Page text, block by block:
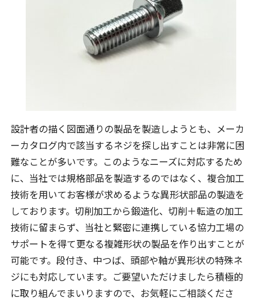
設計者の描く図面通りの製品を製造しようとも、メーカ
ーカタログ内で該当するネジを探し出すことは非常に困
難なことが多いです。このようなニーズに対応するため
に、当社では規格部品を製造するのではなく、複合加工
技術を用いてお客様が求めるような異形状部品の製造を
しております。切削加工から鍛造化、切削＋転造の加工
技術に留まらず、当社と緊密に連携している協力工場の
サポートを得て更なる複雑形状の製品を作り出すことが
可能です。段付き、中つば、頭部や軸が異形状の特殊ネ
ジにも対応しています。ご要望いただけましたら積極的
に取り組んでまいりますので、お気軽にご相談くださ